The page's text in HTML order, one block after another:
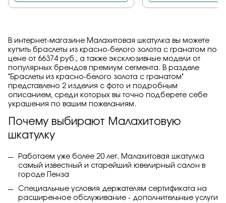
В интернет-магазине Малахитовая шкатулка вы можете
купить браслеты из красно-белого золота с гранатом по
цене от 66374 руб., а также эксклюзивные модели от
популярных брендов премиум сегмента. В разделе
"Браслеты из красно-белого золота с гранатом"
представлено 2 изделия с фото и подробным
описанием, среди которых вы точно подберете себе
украшения по вашим пожеланиям.
Почему выбирают Малахитовую
шкатулку
Работаем уже более 20 лет. Малахитовая шкатулка
самый известный и старейший ювелирный салон в
городе Пенза
Специальные условия держателям сертификата на
расширенное обслуживание - дополнительные услуги